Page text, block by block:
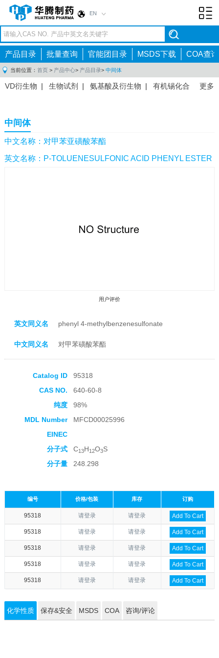
EN
产品目录 批量查询 官能团目录 MSDS下载 COA查询
当前位置： 首页 > 产品中心> 产品目录> 中间体
更多
VD衍生物 | 生物试剂 | 氨基酸及衍生物 | 有机锡化合
间体|
感染药物中间体
体 |抗精神病药物中间体 |抗炎药物中间体
药中间体|其他原料药中间体|
中间体
中文名称：对甲苯亚磺酸苯酯
英文名称：P-TOLUENESULFONIC ACID PHENYL ESTER
用户评价
英文同义名 phenyl 4-methylbenzenesulfonate
中文同义名 对甲苯磺酸苯酯
Catalog ID
95318
CAS NO.
640-60-8
纯度
98%
MDL Number
MFCD00025996
EINEC
分子式
C13H12O3S
分子量
248.298
编号 价格/包装 库存 订购
95318 请登录 请登录 Add To Cart
95318 请登录 请登录 Add To Cart
95318 请登录 请登录 Add To Cart
95318 请登录 请登录 Add To Cart
95318 请登录 请登录 Add To Cart
化学性质 保存&安全 MSDS COA 咨询/评论